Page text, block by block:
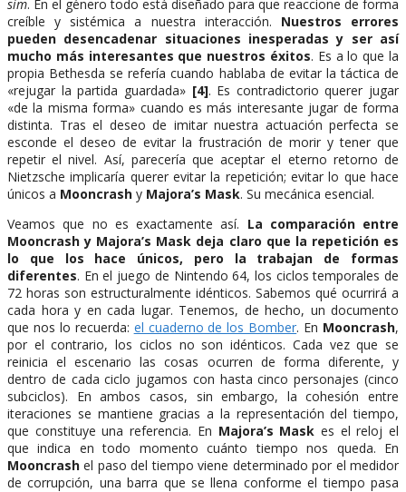
sim. En el género todo está diseñado para que reaccione de forma
creíble y sistémica a nuestra interacción. Nuestros errores
pueden desencadenar situaciones inesperadas y ser así
mucho más interesantes que nuestros éxitos. Es a lo que la
propia Bethesda se refería cuando hablaba de evitar la táctica de
«rejugar la partida guardada» [4]. Es contradictorio querer jugar
«de la misma forma» cuando es más interesante jugar de forma
distinta. Tras el deseo de imitar nuestra actuación perfecta se
esconde el deseo de evitar la frustración de morir y tener que
repetir el nivel. Así, parecería que aceptar el eterno retorno de
Nietzsche implicaría querer evitar la repetición; evitar lo que hace
únicos a Mooncrash y Majora’s Mask. Su mecánica esencial.
Veamos que no es exactamente así. La comparación entre
Mooncrash y Majora’s Mask deja claro que la repetición es
lo que los hace únicos, pero la trabajan de formas
diferentes. En el juego de Nintendo 64, los ciclos temporales de
72 horas son estructuralmente idénticos. Sabemos qué ocurrirá a
cada hora y en cada lugar. Tenemos, de hecho, un documento
que nos lo recuerda: el cuaderno de los Bomber. En Mooncrash,
por el contrario, los ciclos no son idénticos. Cada vez que se
reinicia el escenario las cosas ocurren de forma diferente, y
dentro de cada ciclo jugamos con hasta cinco personajes (cinco
subciclos). En ambos casos, sin embargo, la cohesión entre
iteraciones se mantiene gracias a la representación del tiempo,
que constituye una referencia. En Majora’s Mask es el reloj el
que indica en todo momento cuánto tiempo nos queda. En
Mooncrash el paso del tiempo viene determinado por el medidor
de corrupción, una barra que se llena conforme el tiempo pasa